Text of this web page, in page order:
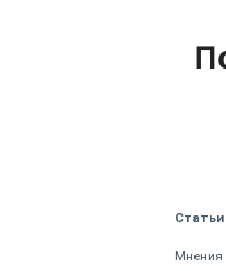
Статьи
Мнения